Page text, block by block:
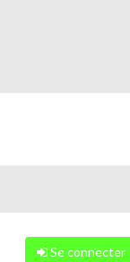
Se connecter